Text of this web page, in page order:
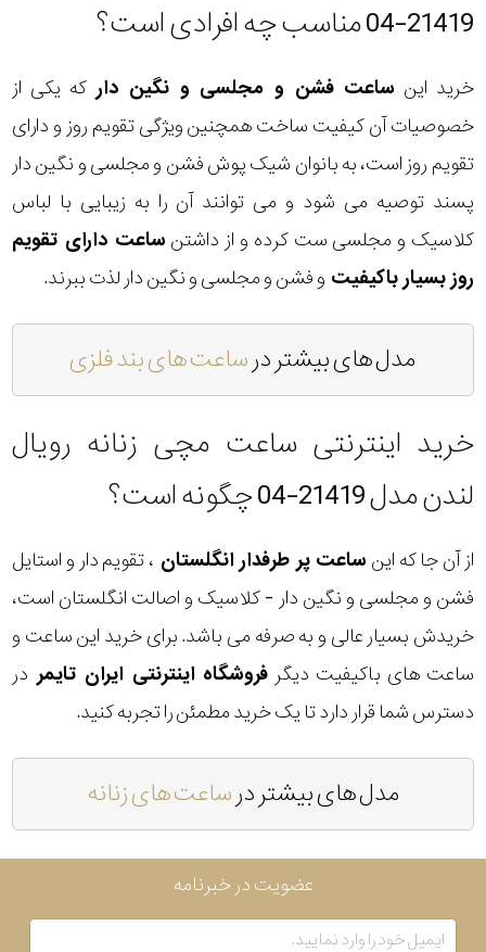
21419-04 مناسب چه افرادی است؟
خرید این ساعت فشن و مجلسی و نگین دارکه یکی از
خصوصیات آن کیفیت ساخت همچنین ویژگی تقویم روز و دارای
تقویم روز است، به بانوان شیک پوش فشن و مجلسی و نگین دار
پسند توصیه می شود و می توانند آن را به زیبایی با لباس
کلاسیک و مجلسی ست کرده و از داشتن ساعت دارای تقویم
روز بسیار باکیفیت و فشن و مجلسی و نگین دار لذت ببرند.
مدل های بیشتر درساعت های بند فلزی
خرید اینترنتی ساعت مچی زنانه رویال
لندن مدل 21419-04 چگونه است؟
از آن جا که این ساعت پر طرفدار انگلستان ، تقویم دار و استایل
فشن و مجلسی و نگین دار - کلاسیک و اصالت انگلستان است،
خریدش بسیار عالی و به صرفه می باشد. برای خرید این ساعت و
ساعت های باکیفیت دیگر فروشگاه اینترنتی ایران تایمر در
دسترس شما قرار دارد تا یک خرید مطمئن را تجربه کنید.
مدل های بیشتر درساعت های زنانه
عضویت در خبرنامه